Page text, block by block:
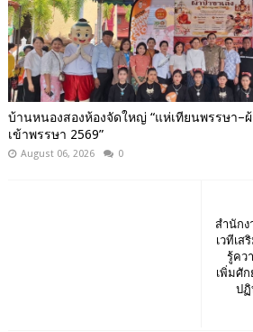
บ้านหนองสองห้องจัดใหญ่ “แห่เทียนพรรษา–
เข้าพรรษา 2569”
August 06, 2026 0
สำนักง
เวทีเส
รู้คว
เพิ่มศั
ปฏิ